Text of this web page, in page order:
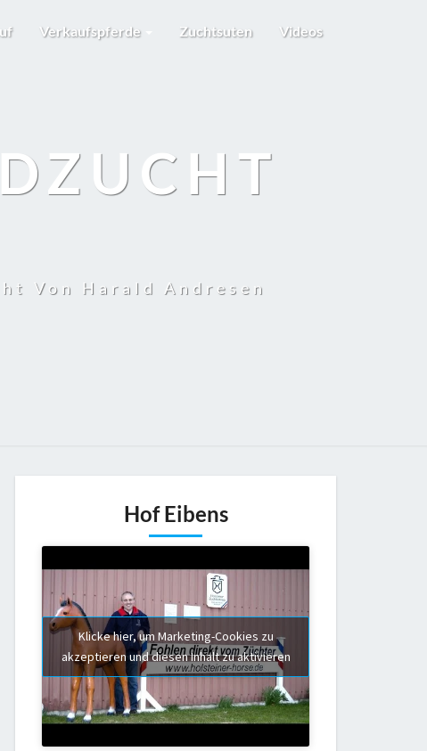
Verkaufspferde Zuchtsuten Videos
Von Harald Andresen
Hof Eibens
Klicke hier, um Marketing-Cookies zu
akzeptieren und diesen Inhalt zu aktivieren